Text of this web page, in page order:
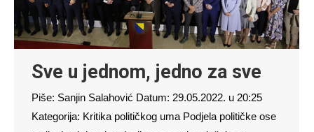
Sve u jednom, jedno za sve
Piše: Sanjin Salahović Datum: 29.05.2022. u 20:25
Kategorija: Kritika političkog uma Podjela političke ose